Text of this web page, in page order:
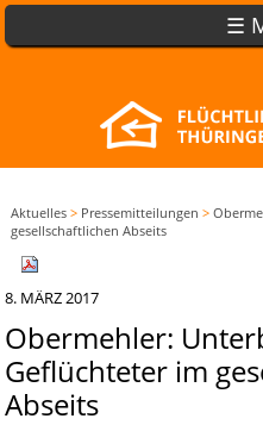
☰
Aktuelles > Pressemitteilungen >
gesellschaftlichen Abseits
8. MÄRZ 2017
Obermehler:
Geflüchteter im
Abseits